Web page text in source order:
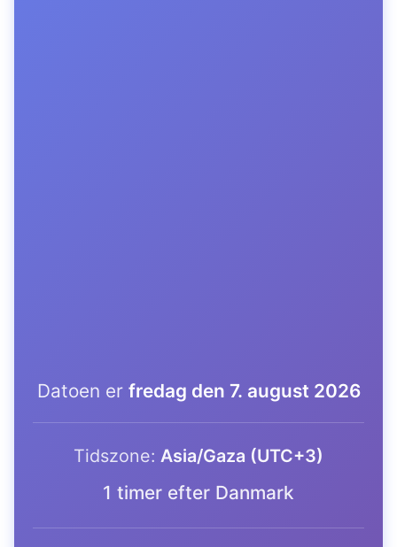
Datoen er fredag den 7. august 2026
Tidszone: Asia/Gaza (UTC+3)
1 timer efter Danmark